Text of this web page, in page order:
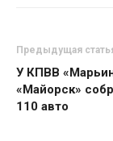
Предыдущая
У КПВВ
«Майорск»
110 авто